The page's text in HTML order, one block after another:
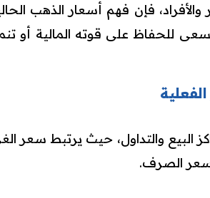
فإن فهم أسعار الذهب
يسعى للحفاظ على قوته المالية أو
البيع والتداول، حيث يرتبط سعر
سعر الصرف.